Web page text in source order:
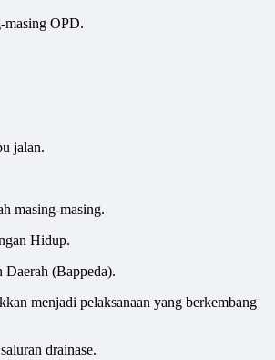
masing OPD.
jalan.
masing-masing.
Hidup.
Daerah (Bappeda).
menjadi pelaksanaan yang berkembang
drainase.